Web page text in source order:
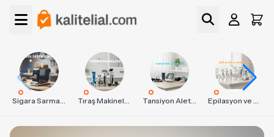
Sigara Sarma Makinaları Tıraş Makineleri: Profesyonel Saç ve Sakal Modelleri 2026 | Kalitelial.com Tansiyon Aletleri ve Ev Tipi Sağlık Ekipmanları | Kalitelial.com Epilasyon ve Epilatör 2026 Modelleri | Philips ve Braun Markaları | Kalitelial.com